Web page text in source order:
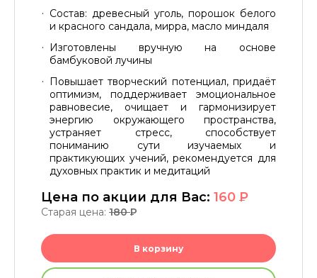
Состав: древесный уголь, порошок белого
и красного сандала, мирра, масло миндаля
Изготовлены вручную на основе
бамбуковой лучины
Повышает творческий потенциал, придаёт
оптимизм, поддерживает эмоциональное
равновесие, очищает и гармонизирует
энергию окружающего пространства,
устраняет стресс, способствует
пониманию сути изучаемых и
практикующих учений, рекомендуется для
духовных практик и медитаций
Цена по акции для Вас: 160 P
Старая цена: 180P
В корзину